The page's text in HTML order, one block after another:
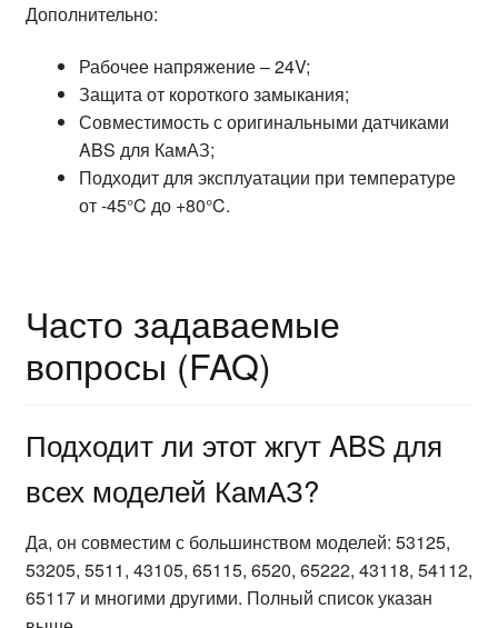
Дополнительно:
Рабочее напряжение – 24V;
Защита от короткого замыкания;
Совместимость с оригинальными датчиками
ABS для КамАЗ;
Подходит для эксплуатации при температуре
от -45°C до +80°C.
Часто задаваемые
вопросы (FAQ)
Подходит ли этот жгут ABS для
всех моделей КамАЗ?
Да, он совместим с большинством моделей: 53125,
53205, 5511, 43105, 65115, 6520, 65222, 43118, 54112,
65117 и многими другими. Полный список указан